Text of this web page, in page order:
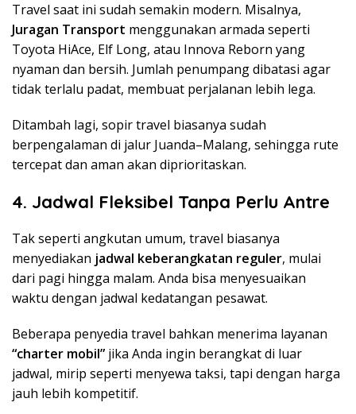
Travel saat ini sudah semakin modern. Misalnya,
Juragan Transport menggunakan armada seperti
Toyota HiAce, Elf Long, atau Innova Reborn yang
nyaman dan bersih. Jumlah penumpang dibatasi agar
tidak terlalu padat, membuat perjalanan lebih lega.
Ditambah lagi, sopir travel biasanya sudah
berpengalaman di jalur Juanda–Malang, sehingga rute
tercepat dan aman akan diprioritaskan.
4. Jadwal Fleksibel Tanpa Perlu Antre
Tak seperti angkutan umum, travel biasanya
menyediakan jadwal keberangkatan reguler, mulai
dari pagi hingga malam. Anda bisa menyesuaikan
waktu dengan jadwal kedatangan pesawat.
Beberapa penyedia travel bahkan menerima layanan
“charter mobil” jika Anda ingin berangkat di luar
jadwal, mirip seperti menyewa taksi, tapi dengan harga
jauh lebih kompetitif.